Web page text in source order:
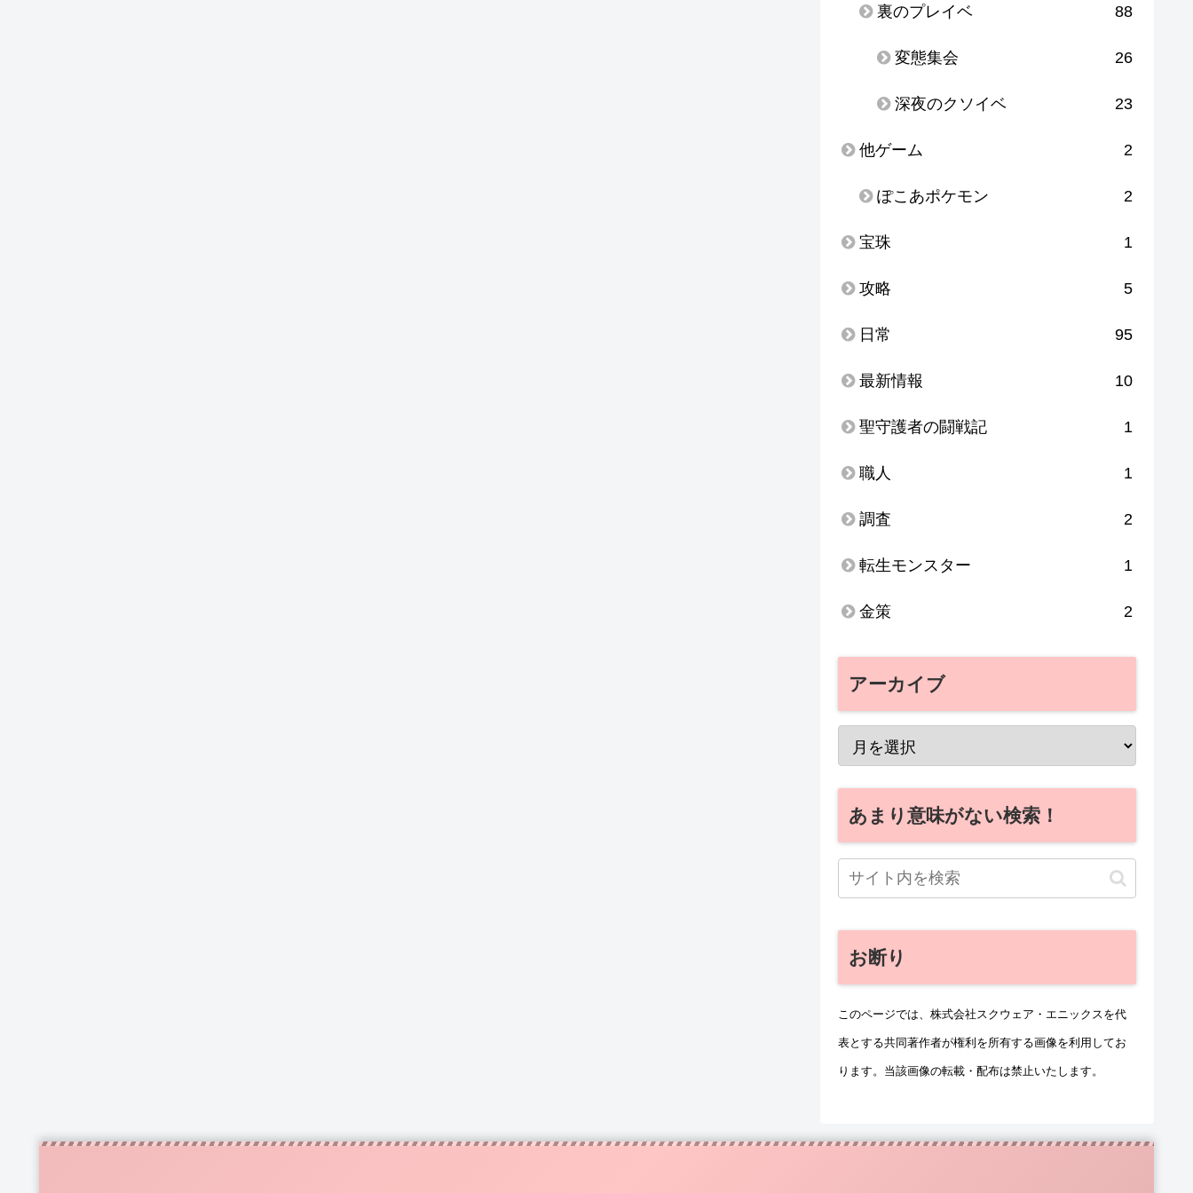
裏のプレイベ 88
変態集会 26
深夜のクソイベ 23
他ゲーム 2
ぽこあポケモン 2
宝珠 1
攻略 5
日常 95
最新情報 10
聖守護者の闘戦記 1
職人 1
調査 2
転生モンスター 1
金策 2
アーカイブ
あまり意味がない検索！
お断り
このページでは、株式会社スクウェア・エニックスを代
表とする共同著作者が権利を所有する画像を利用してお
ります。当該画像の転載・配布は禁止いたします。